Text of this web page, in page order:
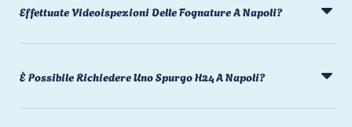
Effettuate Videoispezioni Delle Fognature A Napoli?
È Possibile Richiedere Uno Spurgo H24 A Napoli?